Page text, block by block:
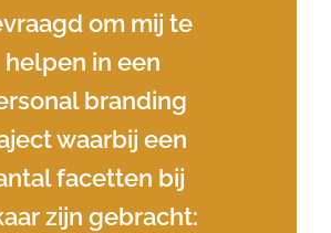
om mij te
helpen in een
branding
waarbij een
facetten bij
zijn gebracht: